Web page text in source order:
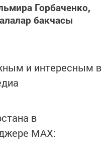
Горбаченко,
бакчасы
и интересным в
в
MАХ: